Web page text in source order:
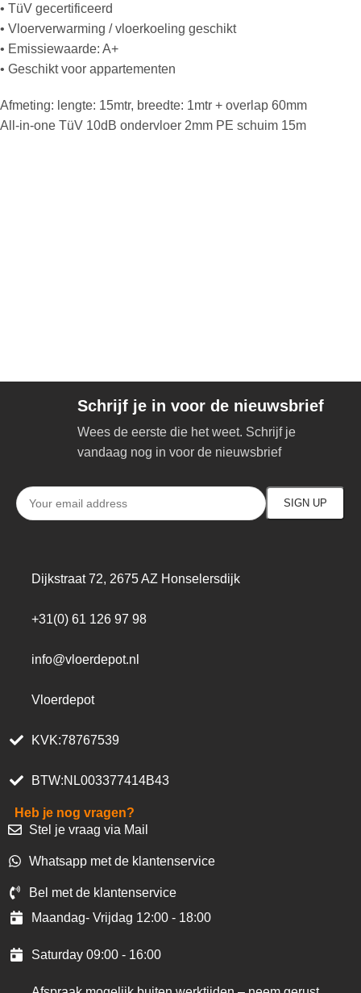
• TüV gecertificeerd
• Vloerverwarming / vloerkoeling geschikt
• Emissiewaarde: A+
• Geschikt voor appartementen
Afmeting: lengte: 15mtr, breedte: 1mtr + overlap 60mm
All-in-one TüV 10dB ondervloer 2mm PE schuim 15m
Schrijf je in voor de nieuwsbrief
Wees de eerste die het weet. Schrijf je
vandaag nog in voor de nieuwsbrief
Dijkstraat 72, 2675 AZ Honselersdijk
+31(0) 61 126 97 98
info@vloerdepot.nl
Vloerdepot
KVK:78767539
BTW:NL003377414B43
Heb je nog vragen?
Stel je vraag via Mail
Whatsapp met de klantenservice
Bel met de klantenservice
Maandag- Vrijdag 12:00 - 18:00
Saturday 09:00 - 16:00